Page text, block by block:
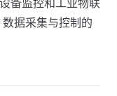
备监控和工业物联
据采集与控制的